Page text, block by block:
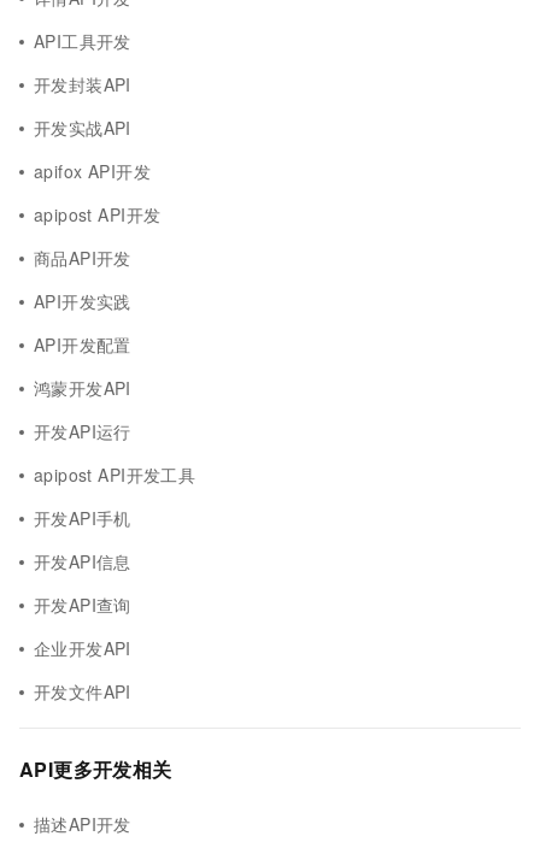
API工具开发
开发封装API
开发实战API
apifox API开发
apipost API开发
商品API开发
API开发实践
API开发配置
鸿蒙开发API
开发API运行
apipost API开发工具
开发API手机
开发API信息
开发API查询
企业开发API
开发文件API
API更多开发相关
描述API开发